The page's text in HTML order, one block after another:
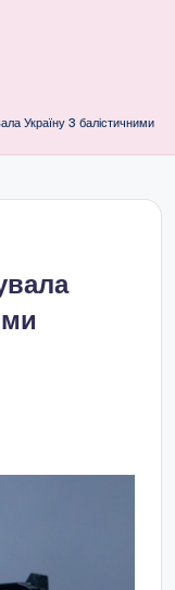
Україну 3 балістичними